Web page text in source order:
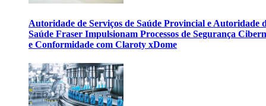
Autoridade de Serviços de Saúde Provincial e Autoridade
Saúde Fraser Impulsionam Processos de Segurança
e Conformidade com Claroty xDome